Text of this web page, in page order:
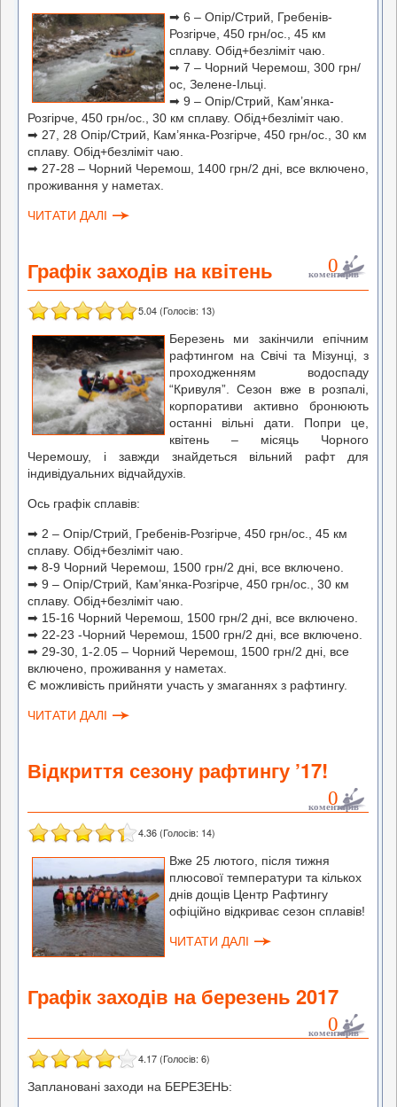
➡ 6 – Опір/Стрий, Гребенів-
Розгірче, 450 грн/ос., 45 км
сплаву. Обід+безліміт чаю.
➡ 7 – Чорний Черемош, 300 грн/
ос, Зелене-Ільці.
➡ 9 – Опір/Стрий, Кам’янка-
Розгірче, 450 грн/ос., 30 км сплаву. Обід+безліміт чаю.
➡ 27, 28 Опір/Стрий, Кам’янка-Розгірче, 450 грн/ос., 30 км
сплаву. Обід+безліміт чаю.
➡ 27-28 – Чорний Черемош, 1400 грн/2 дні, все включено,
проживання у наметах.
ЧИТАТИ ДАЛІ
Графік заходів на квітень 0
коментарів
5.04(Голосів: 13)
Березень ми закінчили епічним
рафтингом на Свічі та Мізунці, з
проходженням водоспаду
“Кривуля”. Сезон вже в розпалі,
корпоративи активно бронюють
останні вільні дати. Попри це,
квітень – місяць Чорного
Черемошу, і завжди знайдеться вільний рафт для
індивідуальних відчайдухів.
Ось графік сплавів:
➡ 2 – Опір/Стрий, Гребенів-Розгірче, 450 грн/ос., 45 км
сплаву. Обід+безліміт чаю.
➡ 8-9 Чорний Черемош, 1500 грн/2 дні, все включено.
➡ 9 – Опір/Стрий, Кам’янка-Розгірче, 450 грн/ос., 30 км
сплаву. Обід+безліміт чаю.
➡ 15-16 Чорний Черемош, 1500 грн/2 дні, все включено.
➡ 22-23 -Чорний Черемош, 1500 грн/2 дні, все включено.
➡ 29-30, 1-2.05 – Чорний Черемош, 1500 грн/2 дні, все
включено, проживання у наметах.
Є можливість прийняти участь у змаганнях з рафтингу.
ЧИТАТИ ДАЛІ
Відкриття сезону рафтингу ’17!
0
коментарів
4.36(Голосів: 14)
Вже 25 лютого, після тижня
плюсової температури та кількох
днів дощів Центр Рафтингу
офіційно відкриває сезон сплавів!
ЧИТАТИ ДАЛІ
Графік заходів на березень 2017
0
коментарів
4.17(Голосів: 6)
Заплановані заходи на БЕРЕЗЕНЬ: